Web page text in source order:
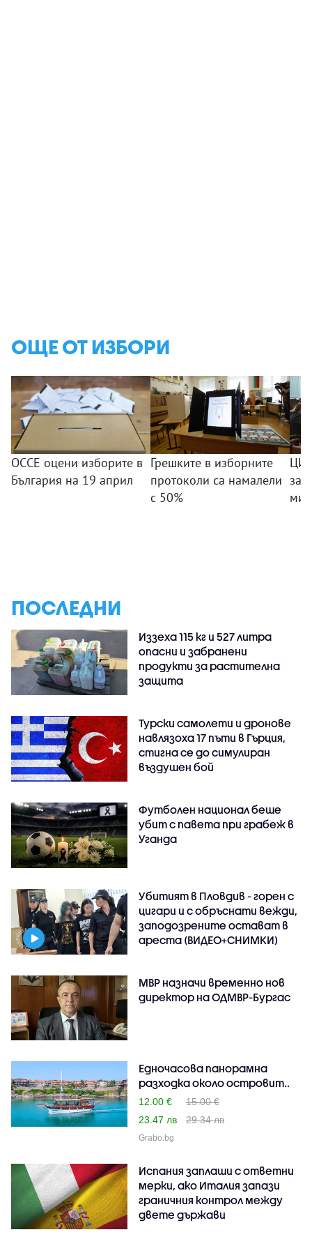
ОЩЕ ОТ ИЗБОРИ
ОССЕ оцени изборите в
България на 19 април
Грешките в изборните
протоколи са намалели
с 50%
ПОСЛЕДНИ
Иззеха 115 кг и 527 литра
опасни и забранени
продукти за растителна
защита
Турски самолети и дронове
навлязоха 17 пъти в Гърция,
стигна се до симулиран
въздушен бой
Футболен национал беше
убит с павета при грабеж в
Уганда
Убитият в Пловдив - горен с
цигари и с обръснати вежди,
заподозрените остават в
ареста (ВИДЕО+СНИМКИ)
МВР назначи временно нов
директор на ОДМВР-Бургас
Едночасова панорамна
разходка около островит..
12.00 €
15.00 €
23.47 лв
29.34 лв
Grabo.bg
Испания заплаши с ответни
мерки, ако Италия запази
граничния контрол между
двете държави